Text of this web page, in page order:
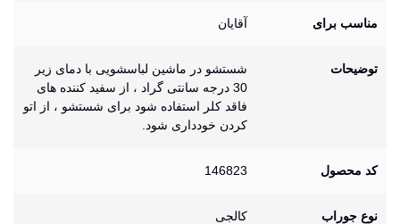
مناسب برای آقایان
توضیحات
شستشو در ماشین لباسشویی با دمای زیر
30 درجه سانتی گراد ، از سفید کننده های
فاقد کلر استفاده شود برای شستشو ، از اتو
کردن خودداری شود.
کد محصول 146823
نوع جوراب کالجی